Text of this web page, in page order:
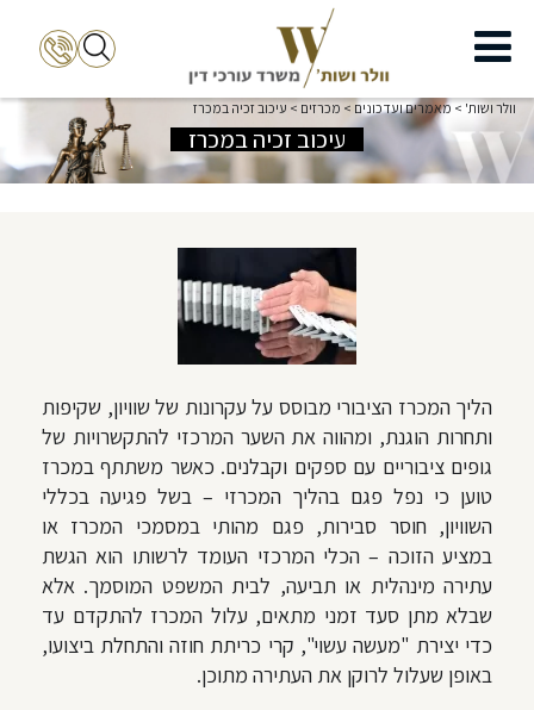
עיכוב זכיה במכרז
וולר ושות' > מאמרים ועדכונים > מכרזים > עיכוב זכיה במכרז
הליך המכרז הציבורי מבוסס על עקרונות של שוויון, שקיפות
ותחרות הוגנת, ומהווה את השער המרכזי להתקשרויות של
גופים ציבוריים עם ספקים וקבלנים. כאשר משתתף במכרז
טוען כי נפל פגם בהליך המכרזי – בשל פגיעה בכללי
השוויון, חוסר סבירות, פגם מהותי במסמכי המכרז או
במציע הזוכה – הכלי המרכזי העומד לרשותו הוא הגשת
עתירה מינהלית או תביעה, לבית המשפט המוסמך. אלא
שבלא מתן סעד זמני מתאים, עלול המכרז להתקדם עד
כדי יצירת "מעשה עשוי", קרי כריתת חוזה והתחלת ביצועו,
באופן שעלול לרוקן את העתירה מתוכן.